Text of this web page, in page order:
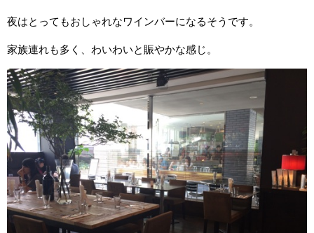
夜はとってもおしゃれなワインバーになるそうです。
家族連れも多く、わいわいと賑やかな感じ。